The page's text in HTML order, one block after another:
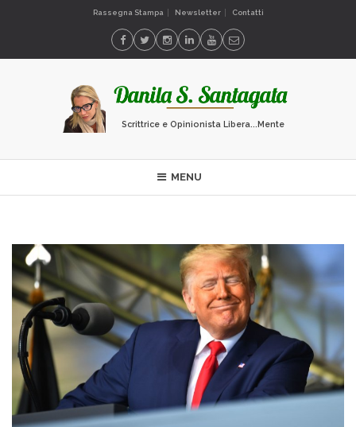
Rassegna Stampa Newsletter Contatti
Scrittrice e Opinionista Libera...Mente
MENU